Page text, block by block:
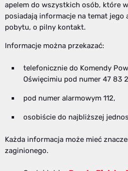
apelem do wszystkich osób, które
posiadają informacje na temat jego
pobytu, o pilny kontakt.
Informacje można przekazać:
telefonicznie do Komendy
Oświęcimiu pod numer 47 83
pod numer alarmowym 112,
osobiście do najbliższej
Każda informacja może mieć
zaginionego.